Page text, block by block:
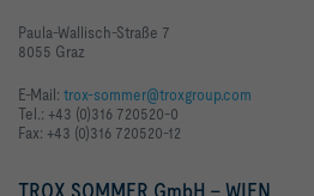
Paula-Wallisch-Straße 7
8055 Graz
E-Mail: trox-sommer@troxgroup.com
Tel.: +43 (0)316 720520-0
Fax: +43 (0)316 720520-12
TROX SOMMER GmbH - WIEN